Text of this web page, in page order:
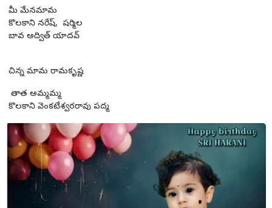
మీ మేనమామ
కొలకాని నరేష్, షర్మిల
బావ అద్విత్ యాదవ్
చిన్న మామ రామకృష్ణ
తాత అమ్మమ్మ
కొలకాని వెంకటేశ్వరరావు పద్మ